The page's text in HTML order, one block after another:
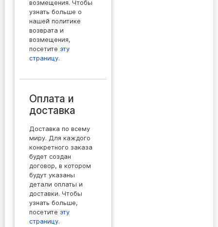
возмещения. Чтобы
узнать больше о
нашей политике
возврата и
возмещения,
посетите эту
страницу.
Оплата и
доставка
Доставка по всему
миру. Для каждого
конкретного заказа
будет создан
договор, в котором
будут указаны
детали оплаты и
доставки. Чтобы
узнать больше,
посетите эту
страницу.